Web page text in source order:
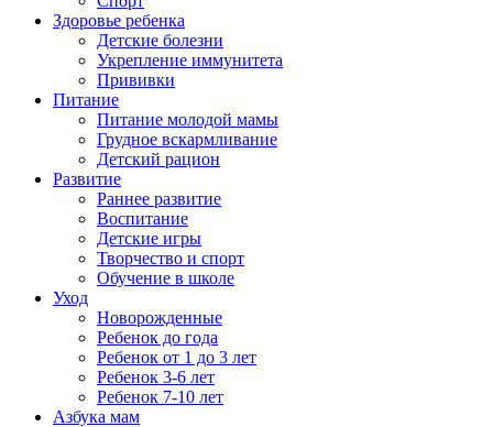
Здоровье ребенка
Детские болезни
Укрепление иммунитета
Прививки
Питание
Питание молодой мамы
Грудное вскармливание
Детский рацион
Развитие
Раннее развитие
Воспитание
Детские игры
Творчество и спорт
Обучение в школе
Уход
Новорожденные
Ребенок до года
Ребенок от 1 до 3 лет
Ребенок 3-6 лет
Ребенок 7-10 лет
Азбука мам